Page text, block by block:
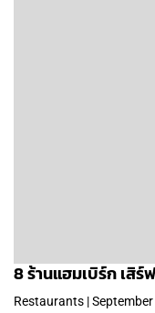
8 ร้านแฮมเบิร์ก เสิ
Restaurants |